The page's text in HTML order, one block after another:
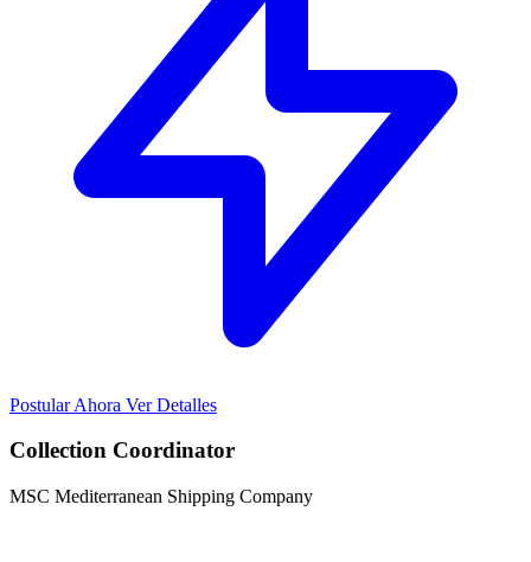
Postular Ahora Ver Detalles
Collection Coordinator
MSC Mediterranean Shipping Company